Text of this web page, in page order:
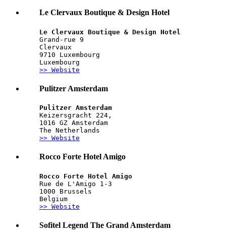
Le Clervaux Boutique & Design Hotel
Le Clervaux Boutique & Design Hotel
Grand-rue 9
Clervaux
9710 Luxembourg
Luxembourg
>> Website
Pulitzer Amsterdam
Pulitzer Amsterdam
Keizersgracht 224,
1016 GZ Amsterdam
The Netherlands
>> Website
Rocco Forte Hotel Amigo
Rocco Forte Hotel Amigo
Rue de L'Amigo 1-3
1000 Brussels
Belgium
>> Website
Sofitel Legend The Grand Amsterdam